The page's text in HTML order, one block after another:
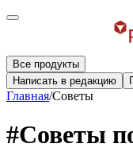
Все продукты
Написать в редакцию
Главная/Советы
#Советы